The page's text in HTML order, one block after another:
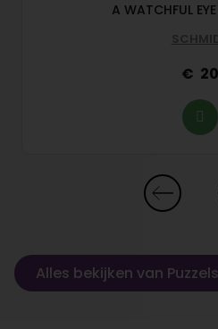
A WATCHFUL
20
Alles bekijken van Puzzels